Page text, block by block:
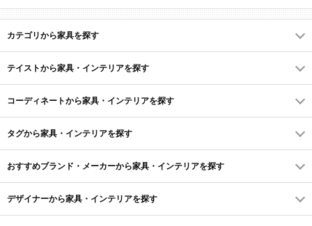
カテゴリから家具を探す
テイストから家具・インテリアを探す
コーディネートから家具・インテリアを探す
タグから家具・インテリアを探す
おすすめブランド・メーカーから家具・インテリアを探す
デザイナーから家具・インテリアを探す